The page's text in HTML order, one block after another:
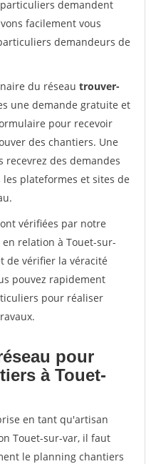
demandent
facilement vous
demandeurs de
du réseau trouver-
une demande gratuite et
pour recevoir
des chantiers. Une
recevrez des demandes
plateformes et sites de
vérifiées par notre
relation à Touet-sur-
de vérifier la véracité
pouvez rapidement
pour réaliser
pour
à Touet-
en tant qu'artisan
Touet-sur-var, il faut
le planning chantiers